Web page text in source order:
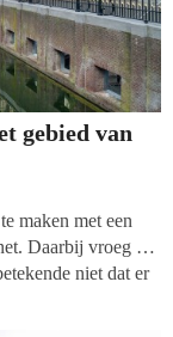
gebied van
maken met een
Daarbij vroeg de
niet dat er
op het gebied